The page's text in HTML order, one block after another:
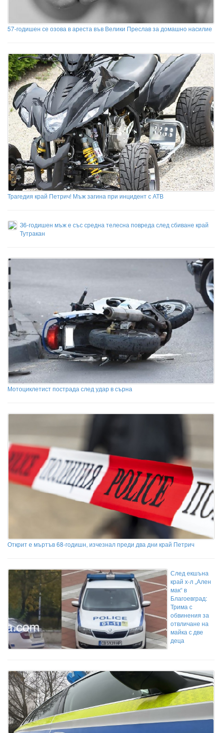
57-годишен се озова в ареста във Велики Преслав за домашно насилие
Трагедия край Петрич! Мъж загина при инцидент с АТВ
З6-годишен мъж е със средна телесна повреда след сбиване край
Тутракан
Мотоциклетист пострада след удар в сърна
Открит е мъртъв 68-годишн, изчезнал преди два дни край Петрич
След екшъна
край х-л „Ален
мак“ в
Благоевград:
Трима с
обвинения за
отвличане на
майка с две
деца